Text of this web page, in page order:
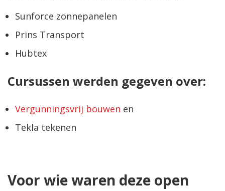
Sunforce zonnepanelen
Prins Transport
Hubtex
Cursussen werden gegeven over:
Vergunningsvrij bouwen en
Tekla tekenen
Voor wie waren deze open